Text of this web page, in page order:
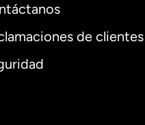
de clientes